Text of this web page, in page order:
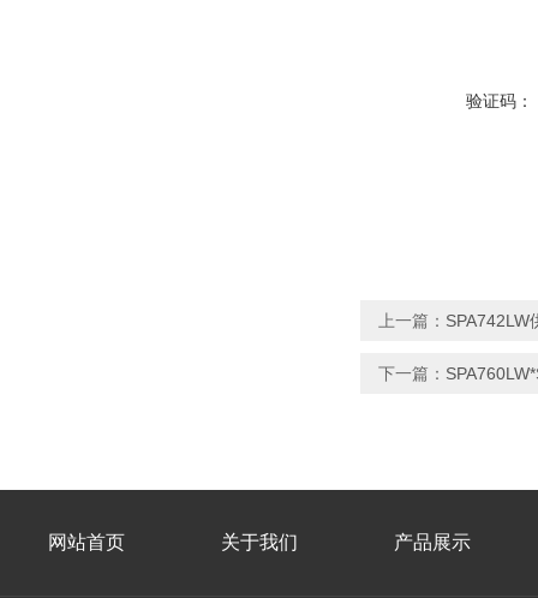
验证码：
上一篇： SPA742LW
下一篇：
网站首页 关于我们 产品展示